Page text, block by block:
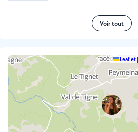
Voir tout
Leaflet